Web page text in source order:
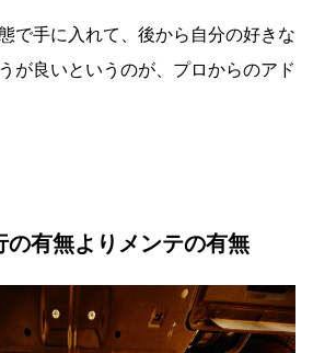
で手に入れて、後から自分の好きな
が良いというのが、プロからのアド
の有無よりメンテの有無